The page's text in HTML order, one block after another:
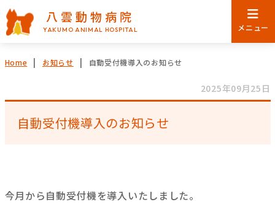
八雲動物病院
YAKUMO ANIMAL HOSPITAL メニュー
Home お知らせ 自動受付機導入のお知らせ
2025年09月25日
自動受付機導入のお知らせ
今月から自動受付機を導入いたしました。